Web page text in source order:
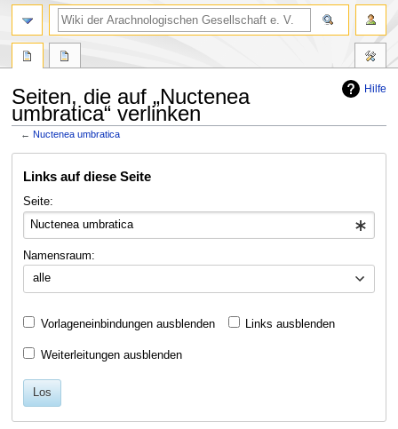
Hilfe
Seiten, die auf „Nuctenea
umbratica“ verlinken
←Nuctenea umbratica
Navigation
Suche
Links auf diese Seite
Seite:
Namensraum:
alle
Vorlageneinbindungen ausblenden Links ausblenden
Weiterleitungen ausblenden
Los